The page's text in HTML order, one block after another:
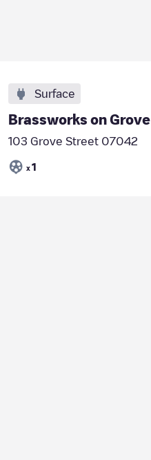
Surface
Brassworks on Grove
103 Grove Street 07042
x 1